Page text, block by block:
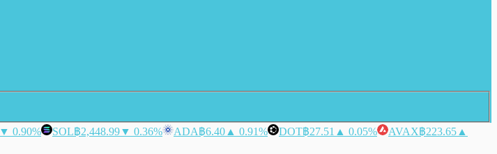
▼ 0.90% SOL฿2,448.99▼ 0.36% ADA฿6.40 ▲ 0.91% DOT฿27.51 ▲ 0.05% AVAX฿223.65 ▲